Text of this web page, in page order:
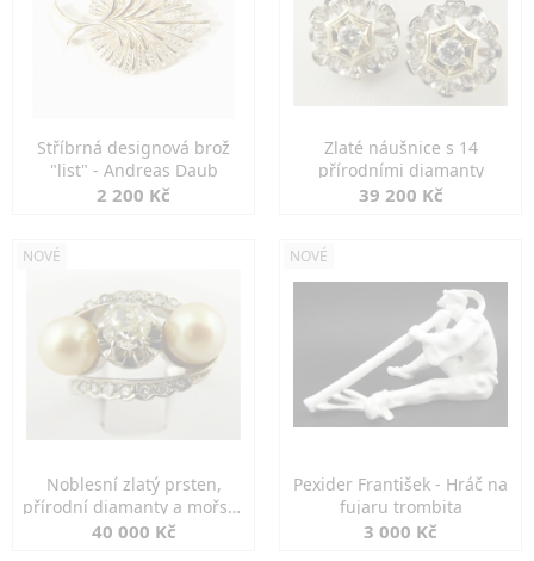
Stříbrná designová brož
"list" - Andreas Daub
2 200 Kč
Zlaté náušnice s 14
přírodními diamanty
39 200 Kč
NOVÉ
Noblesní zlatý prsten,
přírodní diamanty a mořské
perly
40 000 Kč
NOVÉ
Pexider František - Hráč na
fujaru trombita
3 000 Kč